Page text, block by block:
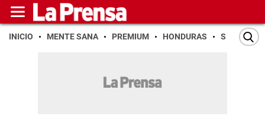
INICIO MENTE SANA PREMIUM HONDURAS SAN PEDRO